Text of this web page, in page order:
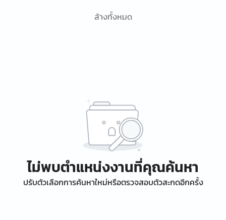
ล้างทั้งหมด
ไม่พบตำแหน่งงานที่คุณค้นหา
ปรับตัวเลือกการค้นหาใหม่หรือตรวจสอบตัวสะกดอีกครั้ง